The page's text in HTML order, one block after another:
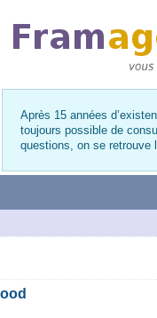
Après 15 années
toujours possible de
questions, on se